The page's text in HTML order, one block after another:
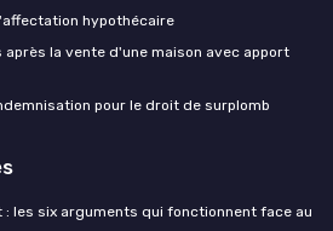
hypothécaire
la vente d'une maison avec apport
pour le droit de surplomb
les six arguments qui fonctionnent face au